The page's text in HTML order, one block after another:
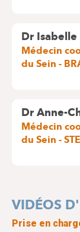
Dr Isabelle
Médecin
du Sein -
Dr Anne-
Médecin
du Sein -
VIDÉOS
Prise en